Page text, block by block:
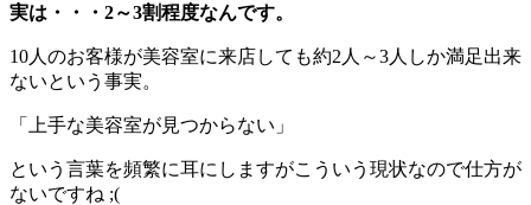
実は・・・2～3割程度なんです。
10人のお客様が美容室に来店しても約2人～3人しか満足出来
ないという事実。
「上手な美容室が見つからない」
という言葉を頻繁に耳にしますがこういう現状なので仕方が
ないですね ;(